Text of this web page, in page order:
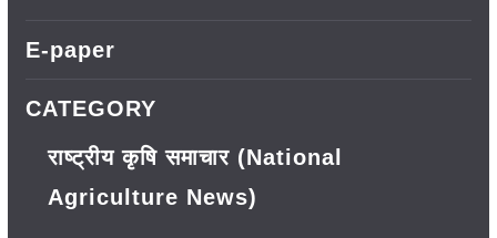
E-paper
CATEGORY
राष्ट्रीय कृषि समाचार (National
Agriculture News)